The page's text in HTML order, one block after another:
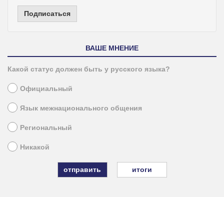
Подписаться
ВАШЕ МНЕНИЕ
Какой статус должен быть у русского языка?
Официальный
Язык межнационального общения
Региональный
Никакой
итоги